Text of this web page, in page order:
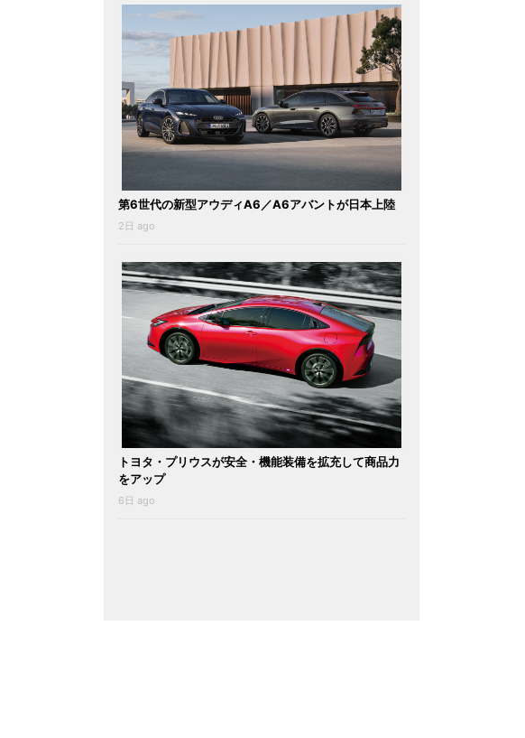
第6世代の新型アウディA6／A6アバントが日本上陸
2日 ago
トヨタ・プリウスが安全・機能装備を拡充して商品力
をアップ
6日 ago